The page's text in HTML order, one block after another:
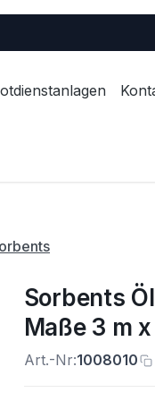
Sorbents
Maße 3 m
Art.-Nr:1008010